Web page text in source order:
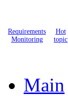
Requirements
Monitoring
Hot
topic
Main